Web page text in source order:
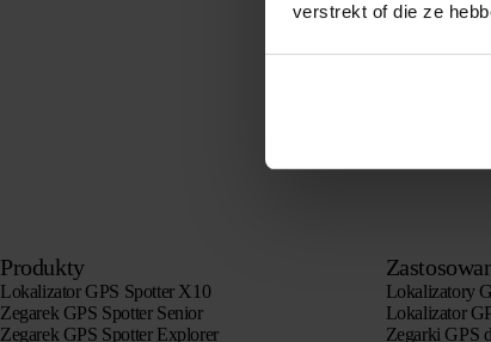
verstrekt of die ze
Produkty
Lokalizator GPS Spotter X10
Zegarek GPS Spotter Senior
Zegarek GPS Spotter Explorer
Lokalizatory
Lokalizator
Zegarki GPS